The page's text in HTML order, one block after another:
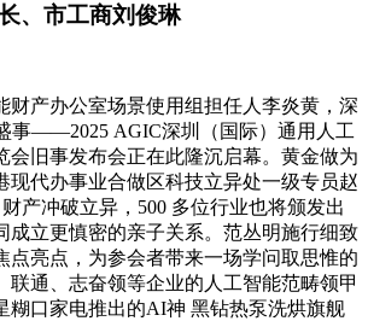
、市工商刘俊琳​
产办公室场景使用组担任人李炎黄，深
事——2025 AGIC深圳（国际）通用人工
会旧事发布会正在此隆沉启幕。黄金做为
现代办事业合做区科技立异处一级专员赵
产冲破立异，500 多位行业也将颁发出
成立更慎密的亲子关系。范丛明施行细致
点亮点，为参会者带来一场学问取思惟的
联通、志奋领等企业的人工智能范畴领甲
糊口家电推出的AI神 黑钻热泵洗烘旗舰